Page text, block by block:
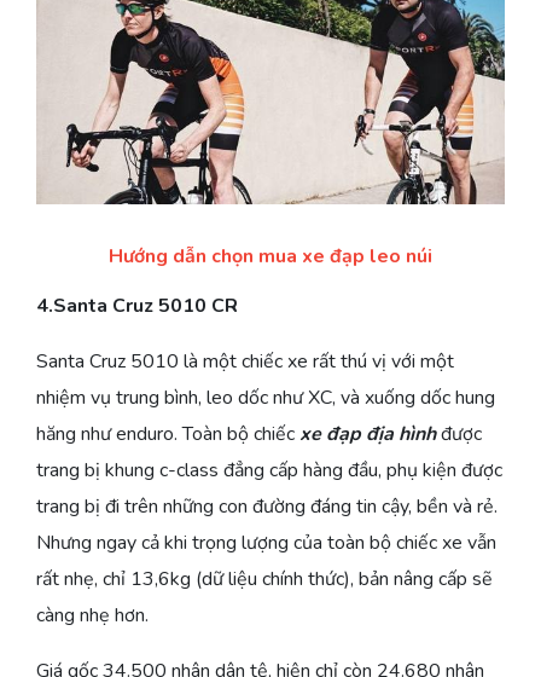
Hướng dẫn chọn mua xe đạp leo núi
4.Santa Cruz 5010 CR
Santa Cruz 5010 là một chiếc xe rất thú vị với một
nhiệm vụ trung bình, leo dốc như XC, và xuống dốc hung
hăng như enduro. Toàn bộ chiếc xe đạp địa hìnhđược
trang bị khung c-class đẳng cấp hàng đầu, phụ kiện được
trang bị đi trên những con đường đáng tin cậy, bền và rẻ.
Nhưng ngay cả khi trọng lượng của toàn bộ chiếc xe vẫn
rất nhẹ, chỉ 13,6kg (dữ liệu chính thức), bản nâng cấp sẽ
càng nhẹ hơn.
Giá gốc 34.500 nhân dân tệ, hiện chỉ còn 24.680 nhân